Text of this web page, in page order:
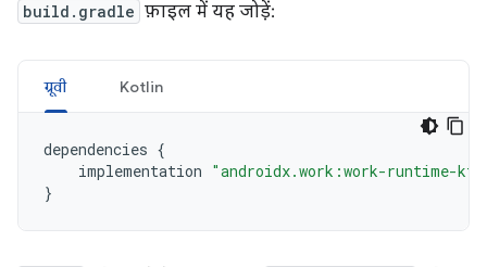
build.gradle फ़ाइल में यह जोड़ें:
ग्रूवी Kotlin
dependencies {
implementation "androidx.work:work-runtime-
}